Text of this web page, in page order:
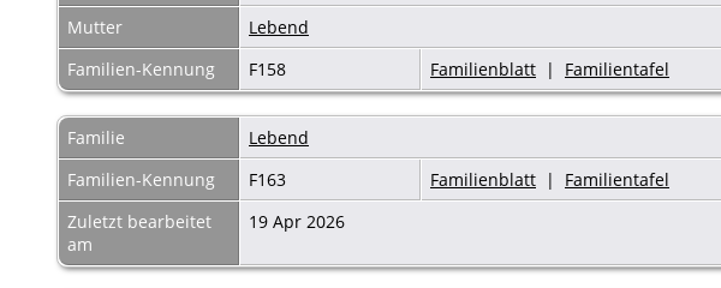
Mutter
Lebend
Familien-Kennung
F158 Familienblatt | Familientafel
Familie
Lebend
Familien-Kennung
F163 Familienblatt | Familientafel
Zuletzt bearbeitet
am
19 Apr 2026